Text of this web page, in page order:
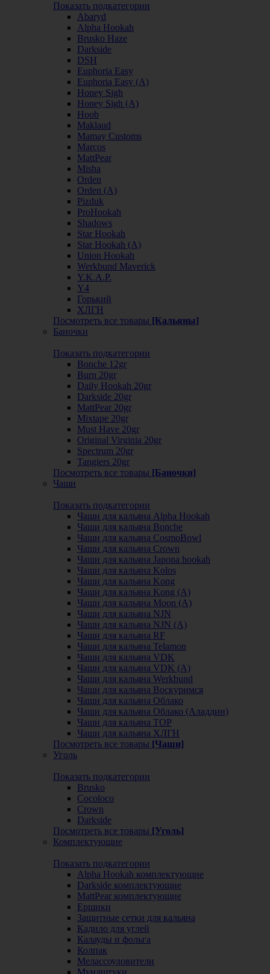
Показать подкатегории
Abaryd
Alpha Hookah
Brusko Haze
Darkside
DSH
Euphoria Easy
Euphoria Easy (А)
Honey Sigh
Honey Sigh (А)
Hoob
Maklaud
Mamay Customs
Marcos
MattPear
Misha
Orden
Orden (А)
Pizduk
ProHookah
Shadows
Star Hookah
Star Hookah (А)
Union Hookah
Werkbund Maverick
Y.K.A.P.
Y4
Горький
ХЛГН
Посмотреть все товары [Кальяны]
Баночки
Показать подкатегории
Bonche 12gr
Burn 20gr
Daily Hookah 20gr
Darkside 20gr
MattPear 20gr
Mixtape 20gr
Must Have 20gr
Original Virginia 20gr
Spectrum 20gr
Tangiers 20gr
Посмотреть все товары [Баночки]
Чаши
Показать подкатегории
Чаши для кальяна Alpha Hookah
Чаши для кальяна Bonche
Чаши для кальяна CosmoBowl
Чаши для кальяна Crown
Чаши для кальяна Japona hookah
Чаши для кальяна Kolos
Чаши для кальяна Kong
Чаши для кальяна Kong (A)
Чаши для кальяна Moon (А)
Чаши для кальяна NJN
Чаши для кальяна NJN (А)
Чаши для кальяна RF
Чаши для кальяна Telamon
Чаши для кальяна VDK
Чаши для кальяна VDK (А)
Чаши для кальяна Werkbund
Чаши для кальяна Воскуримся
Чаши для кальяна Облако
Чаши для кальяна Облако (Аладдин)
Чаши для кальяна ТОР
Чаши для кальяна ХЛГН
Посмотреть все товары [Чаши]
Уголь
Показать подкатегории
Brusko
Cocoloco
Crown
Darkside
Посмотреть все товары [Уголь]
Комплектующие
Показать подкатегории
Alpha Hookah комплектующие
Darkside комплектующие
MattPear комплектующие
Ершики
Защитные сетки для кальяна
Кадило для углей
Калауды и фольга
Колпак
Мелассоуловители
Мундштуки